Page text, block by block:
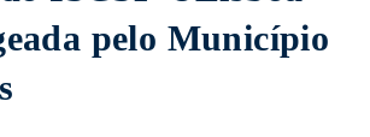
pelo Município